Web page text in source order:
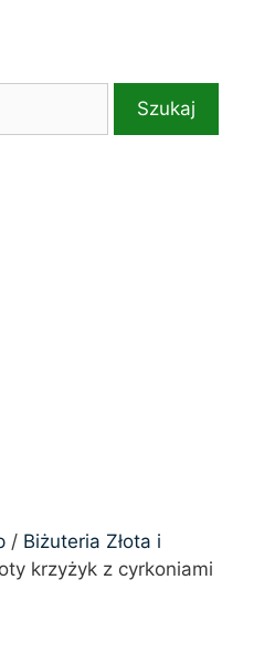
Szukaj
/ Biżuteria Złota i
krzyżyk z cyrkoniami